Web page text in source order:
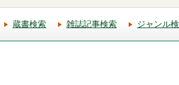
蔵書検索 雑誌記事検索 ジャンル